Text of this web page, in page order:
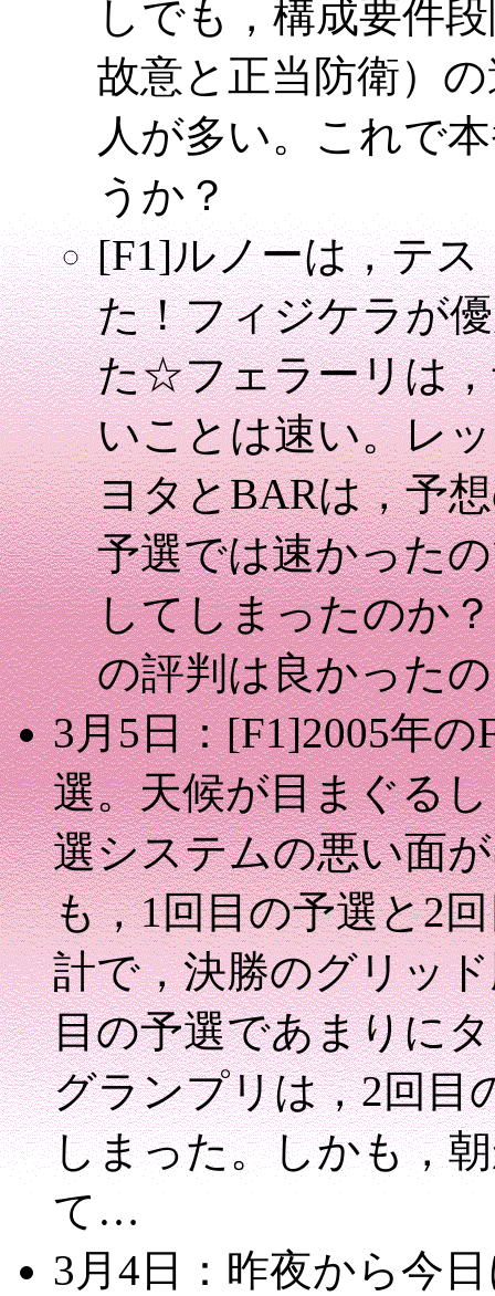
しでも，構成要件
故意と正当防衛）
人が多い。これで
うか？
[F1]ルノーは，テ
た！フィジケラが
た☆フェラーリは
いことは速い。レ
ヨタとBARは，予
予選では速かった
してしまったのか
の評判は良かった
3月5日：[F1]2005年
選。天候が目まぐる
選システムの悪い面
も，1回目の予選と2
計で，決勝のグリッ
目の予選であまりに
グランプリは，2回目
しまった。しかも，
て…
3月4日：昨夜から今